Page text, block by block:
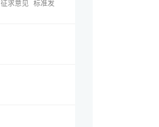
征求意见 标准发